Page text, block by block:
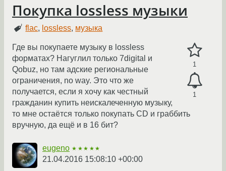
Покупка lossless музыки
flac, lossless, музыка
1
1
Где вы покупаете музыку в lossless
форматах? Нагуглил только 7digital и
Qobuz, но там адские региональные
ограничения, no way. Это что же
получается, если я хочу как честный
гражданин купить неискалеченную музыку,
то мне остаётся только покупать CD и граббить
вручную, да ещё и в 16 бит?
eugeno ★★★★★
21.04.2016 15:08:10 +00:00